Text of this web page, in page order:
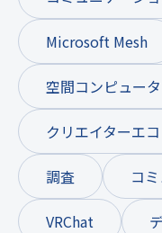
Microsoft Mesh
空間コンピュータ
クリエイターエ
調査 コ
VRChat